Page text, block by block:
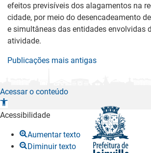
efeitos previsíveis dos alagamentos na
cidade, por meio do desencadeamento
e simultâneas das entidades envolvidas
atividade.
Navegação
Publicações mais antigas
Acessar o conteúdo
A
b
Acessibilidade
Aumentar texto
Diminuir texto